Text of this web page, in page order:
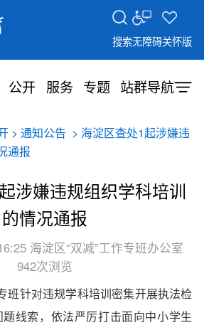
搜索无障碍关怀版
公开 服务 专题 站群导航
> 通知公告 > 海淀区查处1起涉嫌违
通报
涉嫌违规组织学科培训
的情况通报
海淀区“双减”工作专班办公室
942次浏览
班针对违规学科培训密集开展执法检
线索，依法严厉打击面向中小学生